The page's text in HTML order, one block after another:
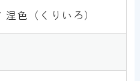
色（くりいろ）